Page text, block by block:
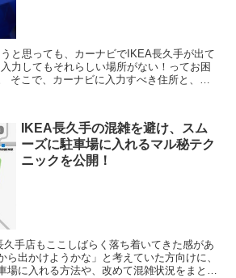
と思っても、カーナビでIKEA長久手が出て
力してもそれらしい場所がない！ってお困
そこで、カーナビに入力すべき住所と、何
IKEA長久手の混雑を避け、スム
ーズに駐車場に入れるマル秘テク
ニックを公開！
手店もここしばらく落ち着いてきた感があ
ら出かけようかな」と考えていた方向けに、
場に入れる方法や、改めて混雑状況をまとめ